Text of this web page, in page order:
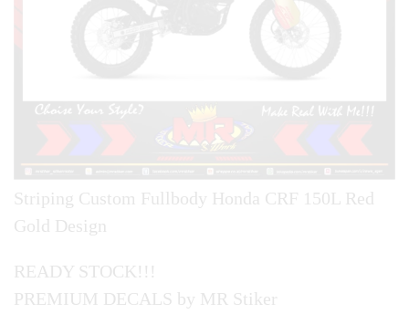
Striping Custom Fullbody Honda CRF 150L Red
Gold Design
READY STOCK!!!
PREMIUM DECALS by MR Stiker